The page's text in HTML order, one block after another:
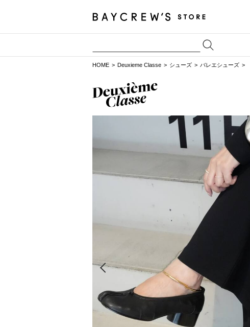
HOME Deuxieme Classe シューズ バレエシューズ